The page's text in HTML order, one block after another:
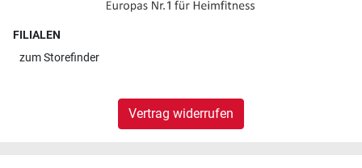
FILIALEN
zumStorefinder
Vertrag widerrufen